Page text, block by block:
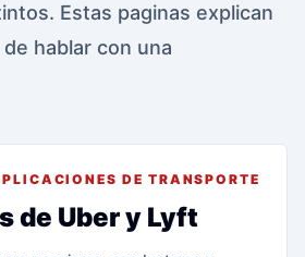
Estas paginas explican
hablar con una
DE TRANSPORTE
de Uber y Lyft